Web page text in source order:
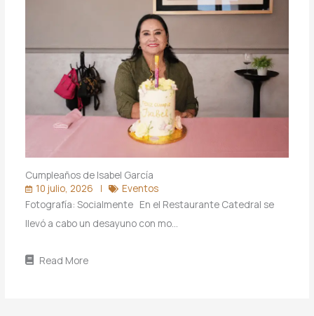
Cumpleaños de Isabel García
10 julio, 2026
Eventos
Fotografía: Socialmente En el Restaurante Catedral se
llevó a cabo un desayuno con mo…
Read More